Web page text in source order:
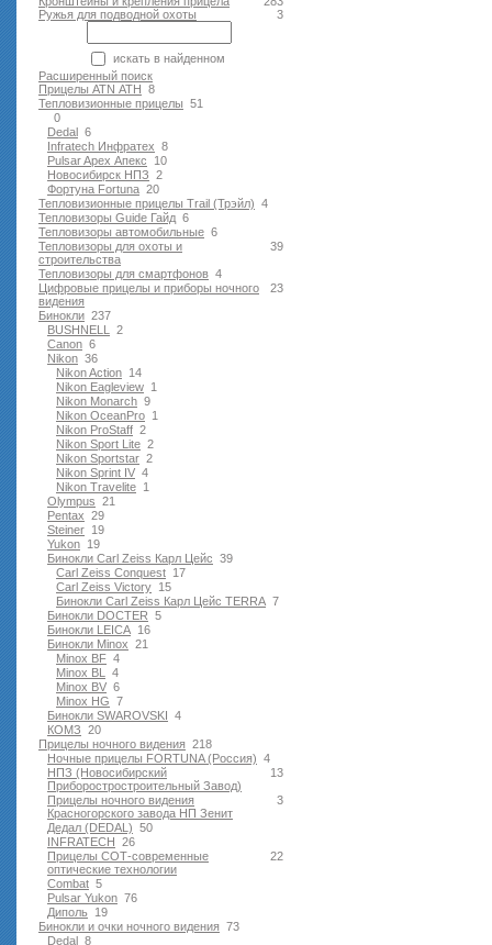
3
Ружья для подводной оxоты
искать в найденном
Расширенный поиск
8
Прицелы ATN АТН
51
Тепловизионные прицелы
0
6
Dedal
8
Infratech Инфратех
10
Pulsar Apex Апекс
2
Новосибирск НПЗ
20
Фортуна Fortuna
4
Тепловизионные прицелы Trail (Трэйл)
6
Тепловизоры Guide Гайд
6
Тепловизоры автомобильные
39
Тепловизоры для охоты и
строительства
4
Тепловизоры для смартфонов
23
Цифровые прицелы и приборы ночного
видения
237
Бинокли
2
BUSHNELL
6
Canon
36
Nikon
14
Nikon Action
1
Nikon Eagleview
9
Nikon Monarch
1
Nikon OceanPro
2
Nikon ProStaff
2
Nikon Sport Lite
2
Nikon Sportstar
4
Nikon Sprint IV
1
Nikon Travelite
21
Olympus
29
Pentax
19
Steiner
19
Yukon
39
Бинокли Carl Zeiss Карл Цейс
17
Carl Zeiss Conquest
15
Carl Zeiss Victory
7
Бинокли Carl Zeiss Карл Цейс TERRA
5
Бинокли DOCTER
16
Бинокли LEICA
21
Бинокли Minox
4
Minox BF
4
Minox BL
6
Minox BV
7
Minox HG
4
Бинокли SWAROVSKI
20
КОМЗ
218
Прицелы ночного видения
4
Ночные прицелы FORTUNA (Россия)
13
НПЗ (Новосибирский
Приборостростроительный Завод)
3
Прицелы ночного видения
Красногорского завода НП Зенит
50
Дедал (DEDAL)
26
INFRATECH
22
Прицелы СОТ-современные
оптические технологии
5
Combat
76
Pulsar Yukon
19
Диполь
73
Бинокли и очки ночного видения
8
Dedal